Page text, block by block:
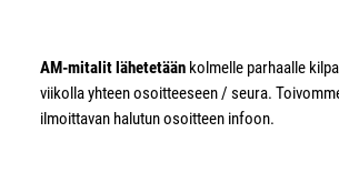
AM-mitalit lähetetäänkolmelle parhaalle
viikolla yhteen osoitteeseen / seura.
ilmoittavan halutun osoitteen infoon.